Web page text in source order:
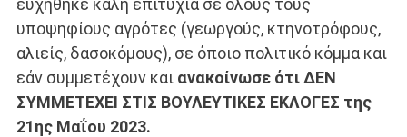
ευχήθηκε καλή επιτυχία σε όλους τους
υποψηφίους αγρότες (γεωργούς, κτηνοτρόφους,
αλιείς, δασοκόμους), σε όποιο πολιτικό κόμμα και
εάν συμμετέχουν και ανακοίνωσε ότι ΔΕΝ
ΣΥΜΜΕΤΕΧΕΙ ΣΤΙΣ ΒΟΥΛΕΥΤΙΚΕΣ ΕΚΛΟΓΕΣ της
21ης Μαΐου 2023.